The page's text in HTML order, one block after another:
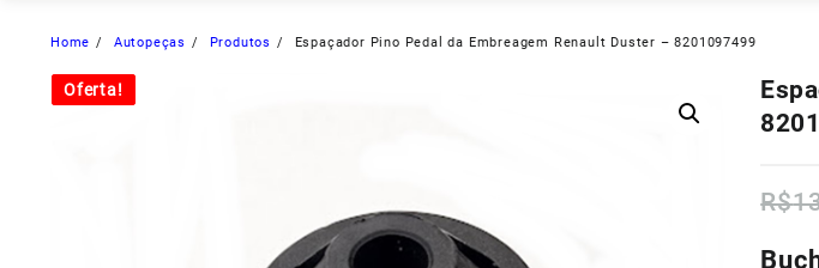
Home Autopeças Produtos Espaçador Pino Pedal da Embreagem Renault Duster – 8201097499
Oferta!
R$
Oferta!